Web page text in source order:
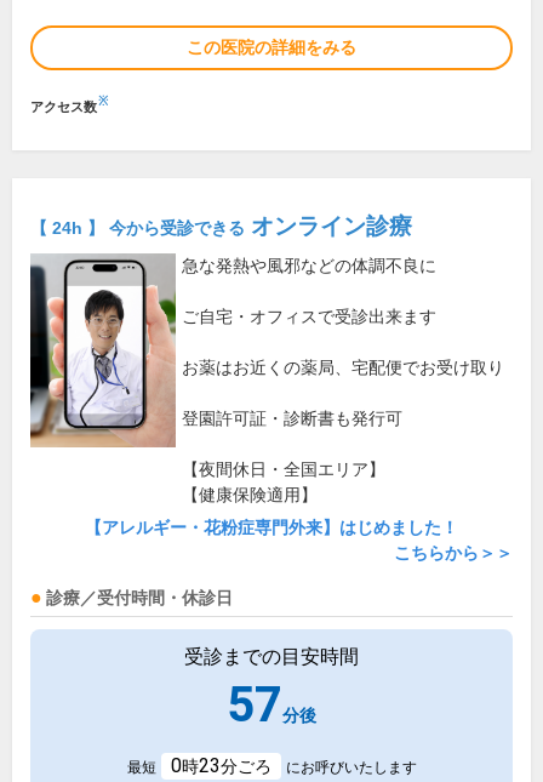
この医院の詳細をみる
アクセス数※
【 24h 】 今から受診できる オンライン診療
急な発熱や風邪などの体調不良に
ご自宅・オフィスで受診出来ます
お薬はお近くの薬局、宅配便でお受け取り
登園許可証・診断書も発行可
【夜間休日・全国エリア】
【健康保険適用】
【アレルギー・花粉症専門外来】はじめました！
こちらから＞＞
診療／受付時間・休診日
受診までの目安時間
57分後
最短 0時23分ごろ にお呼びいたします